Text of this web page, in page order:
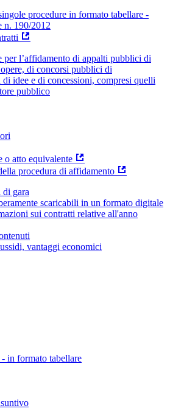
procedure in formato tabellare -
n. 190/2012
l’affidamento di appalti pubblici di
di concorsi pubblici di
idee e di concessioni, compresi quelli
pubblico
o atto equivalente
procedura di affidamento
di gara
scaricabili in un formato digitale
sui contratti relative all'anno
vantaggi economici
in formato tabellare